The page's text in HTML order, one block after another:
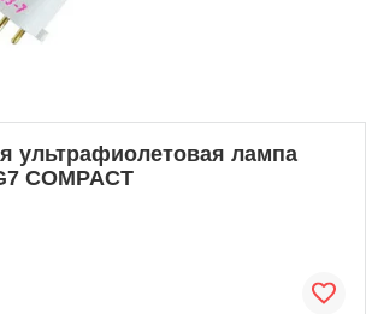
ультрафиолетовая лампа
COMPACT